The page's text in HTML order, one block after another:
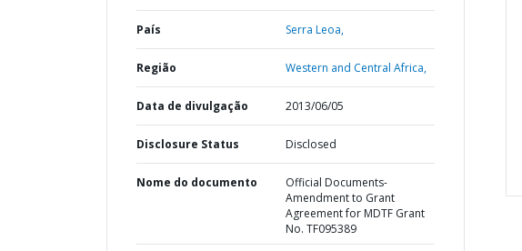
País Serra Leoa,
Região Western and Central Africa,
Data de divulgação 2013/06/05
Disclosure Status Disclosed
Nome do documento
Official Documents-
Amendment to Grant
Agreement for MDTF Grant
No. TF095389